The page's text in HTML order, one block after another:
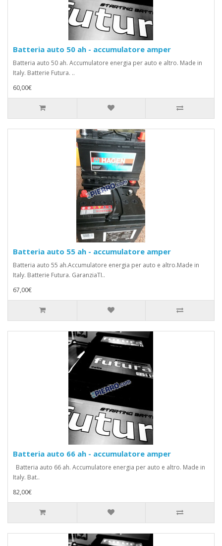
Batteria auto 50 ah - accumulatore amper
Batteria auto 50 ah. Accumulatore energia per auto e altro. Made in
Italy. Batterie Futura. ..
60,00€
Batteria auto 55 ah - accumulatore amper
Batteria auto 55 ah.Accumulatore energia per auto e altro.Made in
Italy. Batterie Futura. GaranziaTI..
67,00€
Batteria auto 66 ah - accumulatore amper
Batteria auto 66 ah. Accumulatore energia per auto e altro. Made in
Italy. Bat..
82,00€